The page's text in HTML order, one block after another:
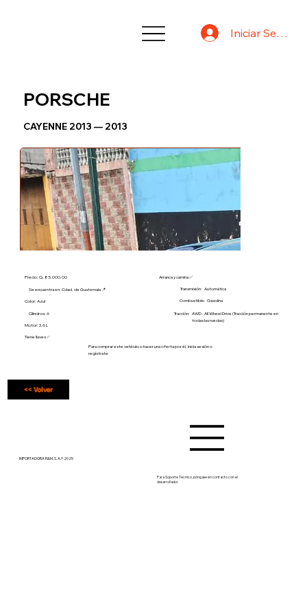
Iniciar Sesión
Color: Azul
Motor: 3.6 L
Transmisión:
Combustible:
Tracción:
Automática
AWD - All Wheel Drive (Tracción permanente en
todas las ruedas)
Gasolina
Tiene llaves ✅
Arranca y camina ✅
Precio: Q. 85,000.00
Se encuentra en: Cdad. de Guatemala 📍
Cilindros: 6
<< Volver
Para comprar este vehículo o hacer una oferta por él, inicia sesión o
regístrate
PORSCHE
CAYENNE 2013 — 2013
IMPORTADORA R&M, S. A.® 2025
Para Soporte Técnico, póngase en contacto con el
desarrollador